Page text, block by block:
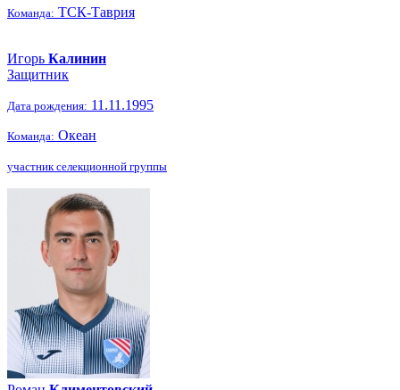
Команда: ТСК-Таврия
Игорь Калинин
Защитник
Дата рождения: 11.11.1995
Команда: Океан
участник селекционной группы